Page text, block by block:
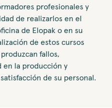
profesionales y
de realizarlos en el
de Elopak o en su
de estos cursos
fallos,
en la producción y
de su personal.